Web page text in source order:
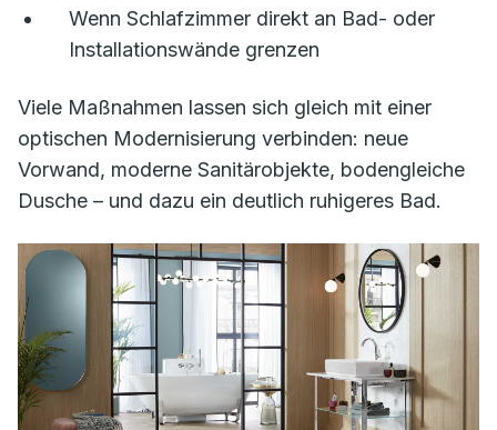
Wenn Schlafzimmer direkt an Bad- oder
Installationswände grenzen
Viele Maßnahmen lassen sich gleich mit einer
optischen Modernisierung verbinden: neue
Vorwand, moderne Sanitärobjekte, bodengleiche
Dusche – und dazu ein deutlich ruhigeres Bad.